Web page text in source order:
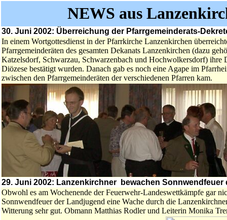
NEWS aus
30. Juni 2002: Überreichung der Pfarrgemeinderats-
In einem Wortgottesdienst in der Pfarrkirche Lanzenkirchen
Pfarrgemeinderäten des gesamten Dekanats Lanzenkirchen (dazu
Katzelsdorf, Schwarzau, Schwarzenbach und Hochwolkersdorf) ihre
Diözese bestätigt wurden. Danach gab es noch eine Agape im
zwischen den Pfarrgemeinderäten der verschiedenen Pfarren kam.
29. Juni 2002: Lanzenkirchner bewachen
Obwohl es am Wochenende der Feuerwehr-Landeswettkämpfe gar
Sonnwendfeuer der Landjugend eine Wache durch die
Witterung sehr gut. Obmann Matthias Rodler und Leiterin Monika